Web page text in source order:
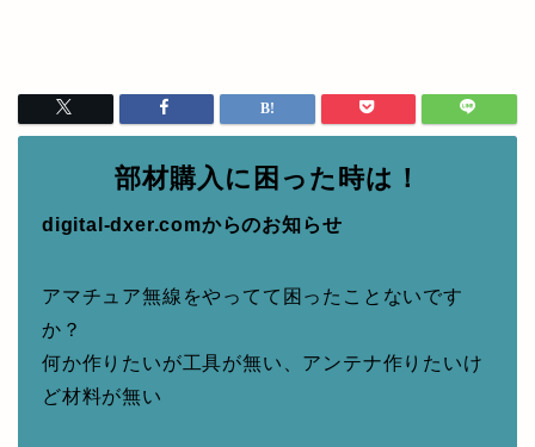
部材購入に困った時は！
digital-dxer.comからのお知らせ
アマチュア無線をやってて困ったことないです
か？
何か作りたいが工具が無い、アンテナ作りたいけ
ど材料が無い